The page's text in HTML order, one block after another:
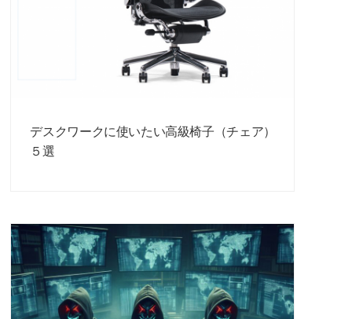
デスクワークに使いたい高級椅子（チェア）
５選